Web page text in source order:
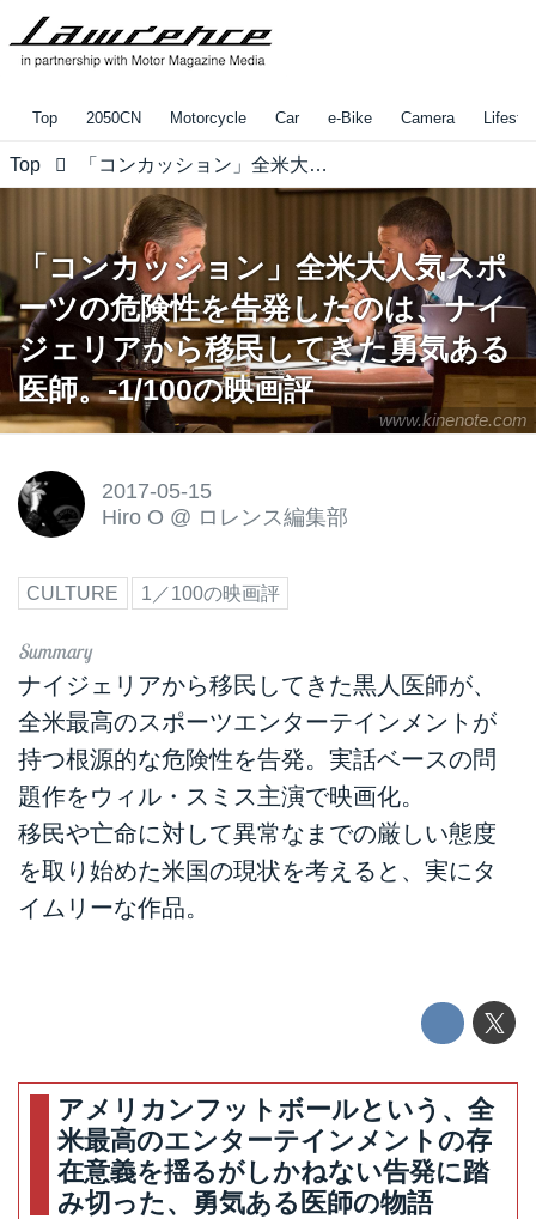
Top 2050CN Motorcycle Car e-Bike Camera
Top 「コンカッション」全米大人気スポーツの危険性を告発したのは、ナイジェリアから移民してきた勇気ある医師。-1/100の映画評
www.kinenote.com
「コンカッション」全米大人気スポ
ーツの危険性を告発したのは、ナイ
ジェリアから移民してきた勇気ある
医師。-1/100の映画評
2017-05-15
Hiro O @ ロレンス編集部
CULTURE 1／100の映画評
ナイジェリアから移民してきた黒人医師が、
全米最高のスポーツエンターテインメントが
持つ根源的な危険性を告発。実話ベースの問
題作をウィル・スミス主演で映画化。
移民や亡命に対して異常なまでの厳しい態度
を取り始めた米国の現状を考えると、実にタ
イムリーな作品。
アメリカンフットボールという、全
米最高のエンターテインメントの存
在意義を揺るがしかねない告発に踏
み切った、勇気ある医師の物語